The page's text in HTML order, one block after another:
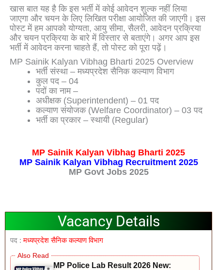
खास बात यह है कि इस भर्ती में कोई आवेदन शुल्क नहीं लिया
जाएगा और चयन के लिए लिखित परीक्षा आयोजित की जाएगी। इस
पोस्ट में हम आपको योग्यता, आयु सीमा, सैलरी, आवेदन प्रक्रिया
और चयन प्रक्रिया के बारे में विस्तार से बताएंगे। अगर आप इस
भर्ती में आवेदन करना चाहते हैं, तो पोस्ट को पूरा पढ़ें।
MP Sainik Kalyan Vibhag Bharti 2025 Overview
भर्ती संस्था – मध्यप्रदेश सैनिक कल्याण विभाग
कुल पद – 04
पदों का नाम –
अधीक्षक (Superintendent) – 01 पद
कल्याण संयोजक (Welfare Coordinator) – 03 पद
भर्ती का प्रकार – स्थायी (Regular)
MP Sainik Kalyan Vibhag Bharti 2025
MP Sainik Kalyan Vibhag Recruitment 2025
MP Govt Jobs 2025
Vacancy Details
पद : मध्यप्रदेश सैनिक कल्याण विभाग
MP Police Lab Result 2026 New: